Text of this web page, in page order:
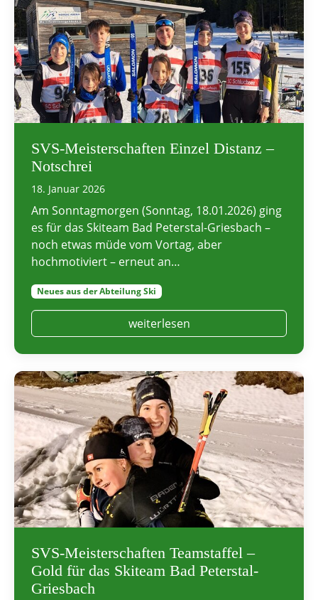
SVS-Meisterschaften Einzel Distanz –
Notschrei
18. Januar 2026
Am Sonntagmorgen (Sonntag, 18.01.2026) ging
es für das Skiteam Bad Peterstal-Griesbach –
noch etwas müde vom Vortag, aber
hochmotiviert – erneut an…
Neues aus der Abteilung Ski
weiterlesen
SVS-Meisterschaften Teamstaffel –
Gold für das Skiteam Bad Peterstal-
Griesbach